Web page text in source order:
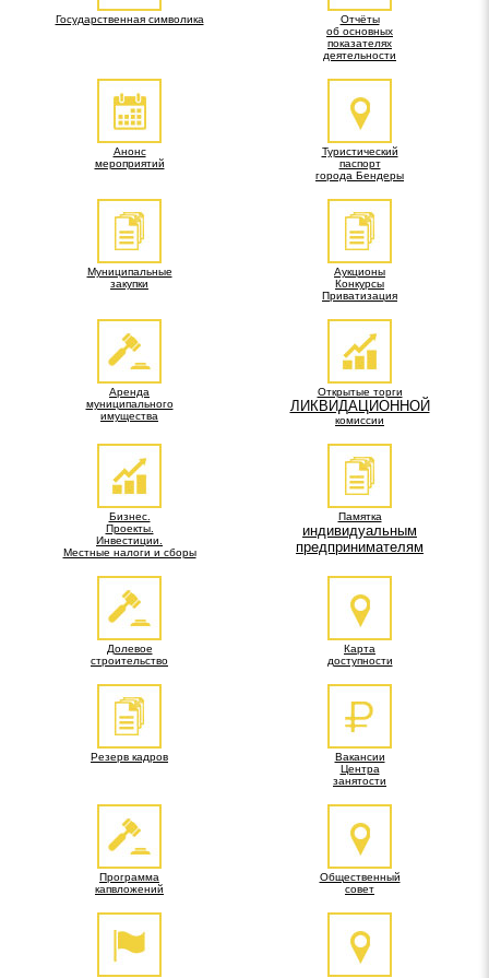
Государственная символика
Отчёты
об основных
показателях
деятельности
Анонс
мероприятий
Туристический
паспорт
города Бендеры
Муниципальные
закупки
Аукционы
Конкурсы
Приватизация
Аренда
муниципального
имущества
Открытые торги
ЛИКВИДАЦИОННОЙ
комиссии
Бизнес.
Проекты.
Инвестиции.
Местные налоги и сборы
Памятка
индивидуальным
предпринимателям
Долевое
строительство
Карта
доступности
Резерв кадров
Вакансии
Центра
занятости
Программа
капвложений
Общественный
совет